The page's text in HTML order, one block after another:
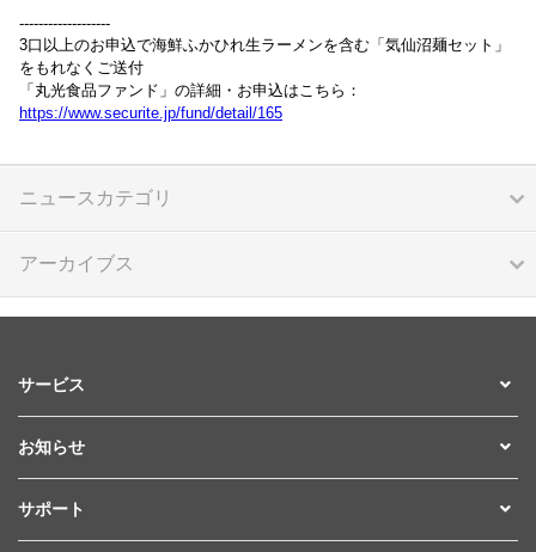
-------------------
3口以上のお申込で海鮮ふかひれ生ラーメンを含む「気仙沼麺セット」
をもれなくご送付
「丸光食品ファンド」の詳細・お申込はこちら：
https://www.securite.jp/fund/detail/165
ニュースカテゴリ
アーカイブス
サービス
お知らせ
サポート